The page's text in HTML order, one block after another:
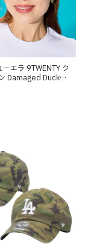
ーエラ 9TWENTY ク
Damaged Duck